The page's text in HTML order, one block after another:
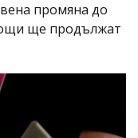
промяна до
ще продължат